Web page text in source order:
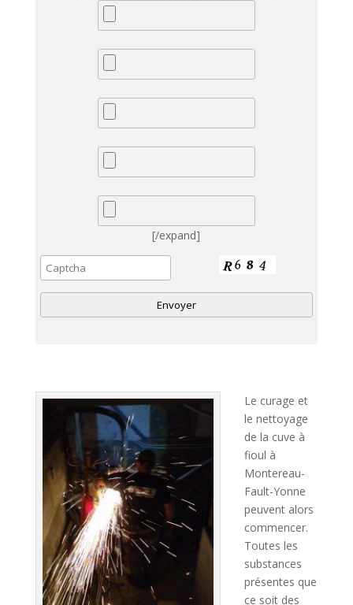
[/expand]
t
Le curage et
le nettoyage
de la cuve à
fioul à
Montereau-
Fault-Yonne
peuvent alors
commencer.
Toutes les
substances
présentes que
ce soit des